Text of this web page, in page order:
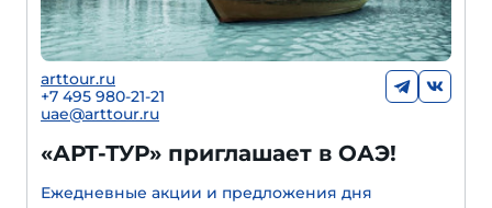
arttour.ru
+7 495 980-21-21
uae@arttour.ru
«АРТ-ТУР» приглашает в ОАЭ!
Ежедневные акции и предложения дня